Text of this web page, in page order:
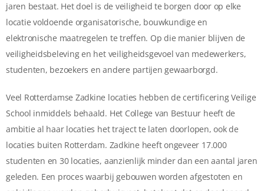
jaren bestaat. Het doel is de veiligheid te borgen door op elke
locatie voldoende organisatorische, bouwkundige en
elektronische maatregelen te treffen. Op die manier blijven de
veiligheidsbeleving en het veiligheidsgevoel van medewerkers,
studenten, bezoekers en andere partijen gewaarborgd.
Veel Rotterdamse Zadkine locaties hebben de certificering Veilige
School inmiddels behaald. Het College van Bestuur heeft de
ambitie al haar locaties het traject te laten doorlopen, ook de
locaties buiten Rotterdam. Zadkine heeft ongeveer 17.000
studenten en 30 locaties, aanzienlijk minder dan een aantal jaren
geleden. Een proces waarbij gebouwen worden afgestoten en